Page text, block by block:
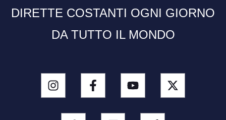
DIRETTE COSTANTI OGNI GIORNO
DA TUTTO IL MONDO